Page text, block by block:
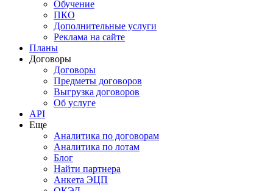
Обучение
ПКО
Дополнительные услуги
Реклама на сайте
Планы
Договоры
Договоры
Предметы договоров
Выгрузка договоров
Об услуге
API
Еще
Аналитика по договорам
Аналитика по лотам
Блог
Найти партнера
Анкета ЭЦП